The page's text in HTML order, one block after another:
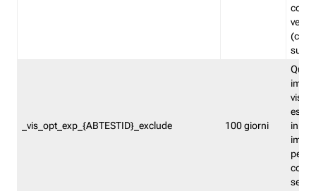
_vis_opt_exp_{ABTESTID}_exclude 100 giorni
in